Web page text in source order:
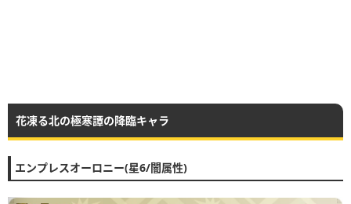
花凍る北の極寒譚の降臨キャラ
エンプレスオーロニー(星6/闇属性)